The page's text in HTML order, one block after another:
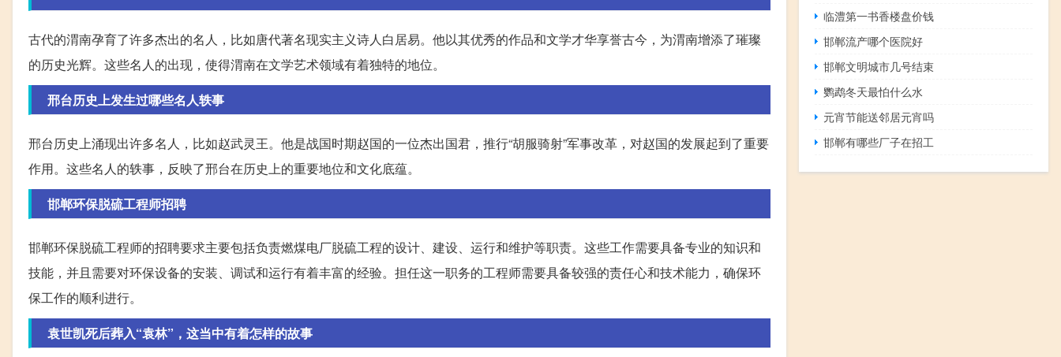
古代的渭南孕育了许多杰出的名人，比如唐代著名现实主义诗人白居易。他以其优秀的作品和文学才华享誉古今，为渭南增添了璀璨
的历史光辉。这些名人的出现，使得渭南在文学艺术领域有着独特的地位。
邢台历史上发生过哪些名人轶事
邢台历史上涌现出许多名人，比如赵武灵王。他是战国时期赵国的一位杰出国君，推行“胡服骑射”军事改革，对赵国的发展起到了重要
作用。这些名人的轶事，反映了邢台在历史上的重要地位和文化底蕴。
邯郸环保脱硫工程师招聘
邯郸环保脱硫工程师的招聘要求主要包括负责燃煤电厂脱硫工程的设计、建设、运行和维护等职责。这些工作需要具备专业的知识和
技能，并且需要对环保设备的安装、调试和运行有着丰富的经验。担任这一职务的工程师需要具备较强的责任心和技术能力，确保环
保工作的顺利进行。
袁世凯死后葬入“袁林”，这当中有着怎样的故事
临澧第一书香楼盘价钱
邯郸流产哪个医院好
邯郸文明城市几号结束
鹦鹉冬天最怕什么水
元宵节能送邻居元宵吗
邯郸有哪些厂子在招工